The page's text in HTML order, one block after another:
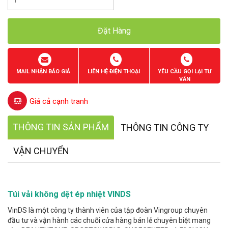
Đặt Hàng
MAIL NHẬN BÁO GIÁ LIÊN HỆ ĐIỆN THOẠI
YÊU CẦU GỌI LẠI TƯ
VẤN
Giá cả cạnh tranh
THÔNG TIN SẢN PHẨM THÔNG TIN CÔNG TY
VẬN CHUYỂN
Túi vải không dệt ép nhiệt VINDS
VinDS là một công ty thành viên của tập đoàn Vingroup chuyên
đầu tư và vận hành các chuỗi cửa hàng bán lẻ chuyên biệt mang